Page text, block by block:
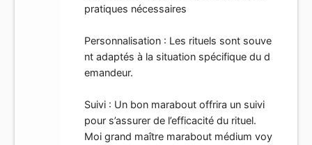
pratiques nécessaires
Personnalisation : Les rituels sont souve
nt adaptés à la situation spécifique du d
emandeur.
Suivi : Un bon marabout offrira un suivi
pour s’assurer de l’efficacité du rituel.
Moi grand maître marabout médium voy